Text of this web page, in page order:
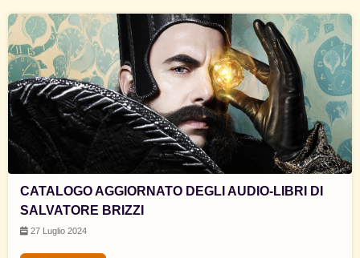
CATALOGO AGGIORNATO DEGLI AUDIO-LIBRI DI
SALVATORE BRIZZI
27 Luglio 2024